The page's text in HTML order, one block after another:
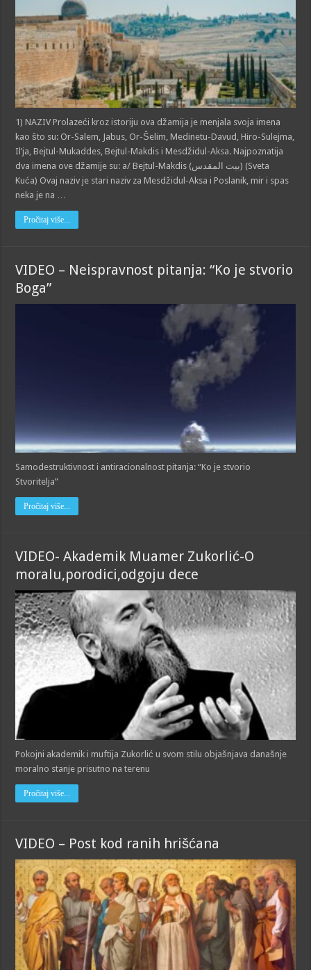
1) NAZIV Prolazeći kroz istoriju ova džamija je menjala svoja imena
kao što su: Or-Salem, Jabus, Or-Šelim, Medinetu-Davud, Hiro-Sulejma,
Il’ja, Bejtul-Mukaddes, Bejtul-Makdis i Mesdžidul-Aksa. Najpoznatija
dva imena ove džamije su: a/ Bejtul-Makdis (بيت المقدس) (Sveta
Kuća) Ovaj naziv je stari naziv za Mesdžidul-Aksa i Poslanik, mir i spas
neka je na …
Pročitaj više...
VIDEO – Neispravnost pitanja: “Ko je stvorio
Boga”
Samodestruktivnost i antiracionalnost pitanja: “Ko je stvorio
Stvoritelja”
Pročitaj više...
VIDEO- Akademik Muamer Zukorlić-O
moralu,porodici,odgoju dece
Pokojni akademik i muftija Zukorlić u svom stilu objašnjava današnje
moralno stanje prisutno na terenu
Pročitaj više...
VIDEO – Post kod ranih hrišćana